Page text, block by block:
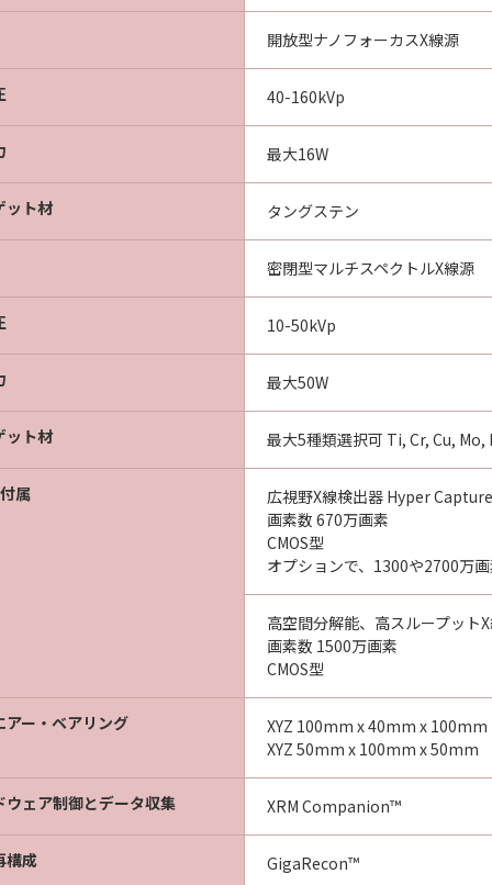
開放型ナノフォーカスX線源
40-160kVp
最大16W
ット材 タングステン
密閉型マルチスペクトルX線源
10-50kVp
最大50W
ット材 最大5種類選択可 Ti, Cr, Cu, Mo,
属
広視野X線検出器 Hyper
画素数 670万画素
CMOS型
オプションで、1300や2700万
高空間分解能、高スループッ
画素数 1500万画素
CMOS型
アー・ベアリング
XYZ 100mm x 40mm x 100mm
XYZ 50mm x 100mm x 50mm
ウェア制御とデータ収集 XRM Companion™
構成 GigaRecon™